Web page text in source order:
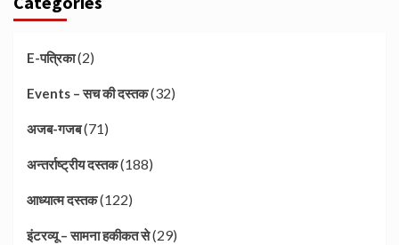
E-पत्रिका(2)
Events – सच की दस्तक(32)
अजब-गजब(71)
अन्तर्राष्ट्रीय दस्तक(188)
आध्यात्म दस्तक(122)
इंटरव्यू – सामना हकीकत से(29)